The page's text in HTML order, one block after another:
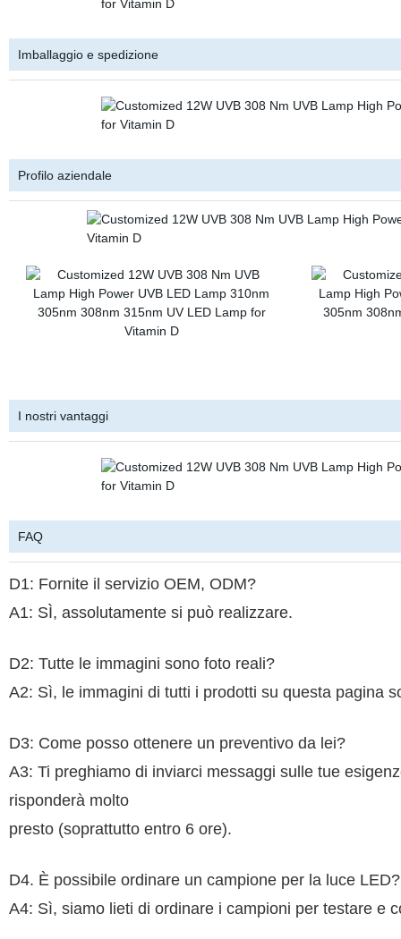
Imballaggio e spedizione
Profilo aziendale
I nostri vantaggi
FAQ
D1: Fornite il servizio OEM, ODM?
A1: SÌ, assolutamente si può realizzare.
D2: Tutte le immagini sono foto reali?
A2: Sì, le immagini di tutti i prodotti su questa pagina
D3: Come posso ottenere un preventivo da lei?
A3: Ti preghiamo di inviarci messaggi sulle tue
risponderà molto
presto (soprattutto entro 6 ore).
D4. È possibile ordinare un campione per la luce LED?
A4: Sì, siamo lieti di ordinare i campioni per testare e